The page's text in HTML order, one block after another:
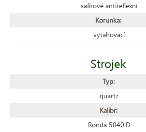
safírové antireflexní
Korunka:
vytahovací
Strojek
Typ:
quartz
Kalibr:
Ronda 5040.D